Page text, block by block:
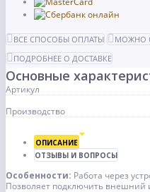
ВСЕ СПОСОБЫ ОПЛАТЫ
МОЖНО
ПОДРОБНЕЕ О ДОСТАВКЕ
Основные
Артикул
Производство
ОПИСАНИЕ
ОТЗЫВЫ И ВОПРОСЫ
Особенности: Работа через
Позволяет подключить внешний